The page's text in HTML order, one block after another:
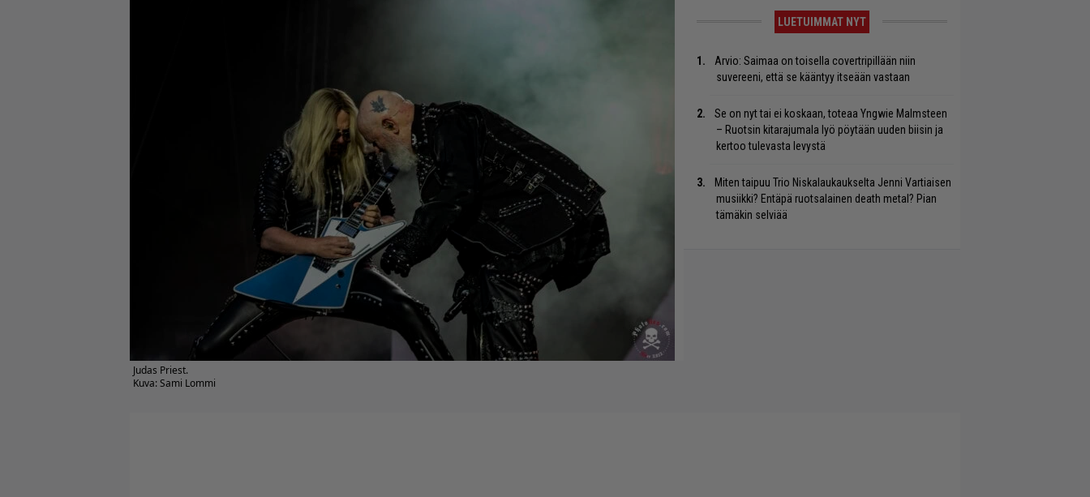
Judas Priest.
Kuva: Sami Lommi
LUETUIMMAT NYT
Arvio: Saimaa on toisella covertripillään niin
suvereeni, että se kääntyy itseään vastaan
Se on nyt tai ei koskaan, toteaa Yngwie Malmsteen
– Ruotsin kitarajumala lyö pöytään uuden biisin ja
kertoo tulevasta levystä
Miten taipuu Trio Niskalaukaukselta Jenni Vartiaisen
musiikki? Entäpä ruotsalainen death metal? Pian
tämäkin selviää